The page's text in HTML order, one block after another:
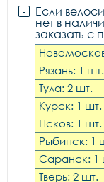
Если
нет в
заказать с
Рязань: 1 шт.
Тула: 2 шт.
Курск: 1 шт.
Псков: 1 шт.
Рыбинск: 1
Саранск: 1
Тверь: 2 шт.